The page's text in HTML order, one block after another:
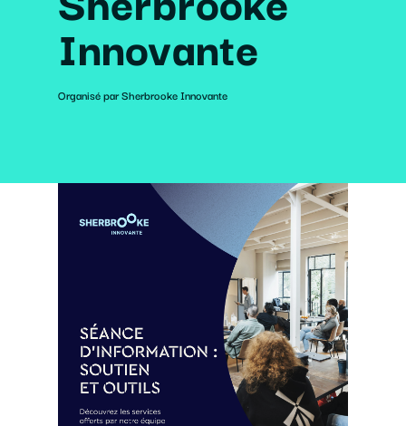
Innovante
Organisé par Sherbrooke Innovante